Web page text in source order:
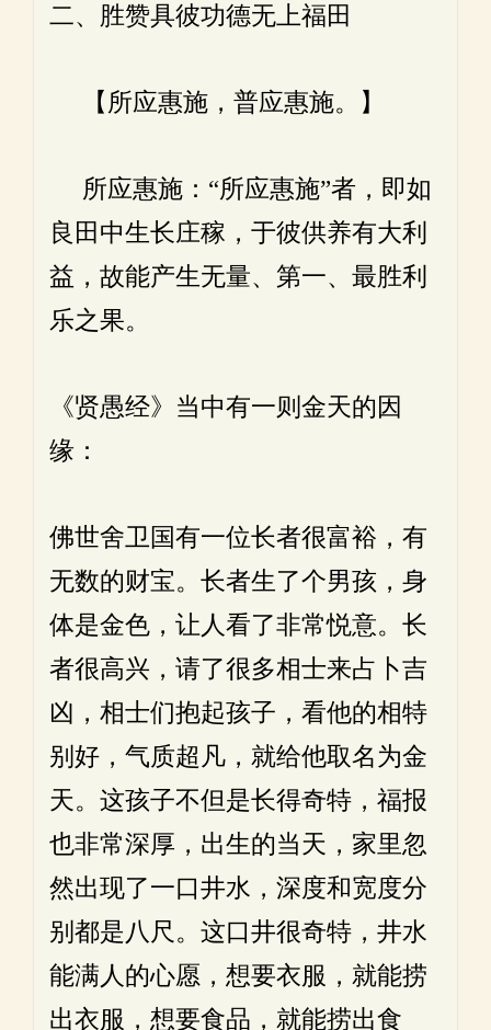
二、胜赞具彼功德无上福田
【所应惠施，普应惠施。】
所应惠施：“所应惠施”者，即如
良田中生长庄稼，于彼供养有大利
益，故能产生无量、第一、最胜利
乐之果。
《贤愚经》当中有一则金天的因
缘：
佛世舍卫国有一位长者很富裕，有
无数的财宝。长者生了个男孩，身
体是金色，让人看了非常悦意。长
者很高兴，请了很多相士来占卜吉
凶，相士们抱起孩子，看他的相特
别好，气质超凡，就给他取名为金
天。这孩子不但是长得奇特，福报
也非常深厚，出生的当天，家里忽
然出现了一口井水，深度和宽度分
别都是八尺。这口井很奇特，井水
能满人的心愿，想要衣服，就能捞
出衣服，想要食品，就能捞出食